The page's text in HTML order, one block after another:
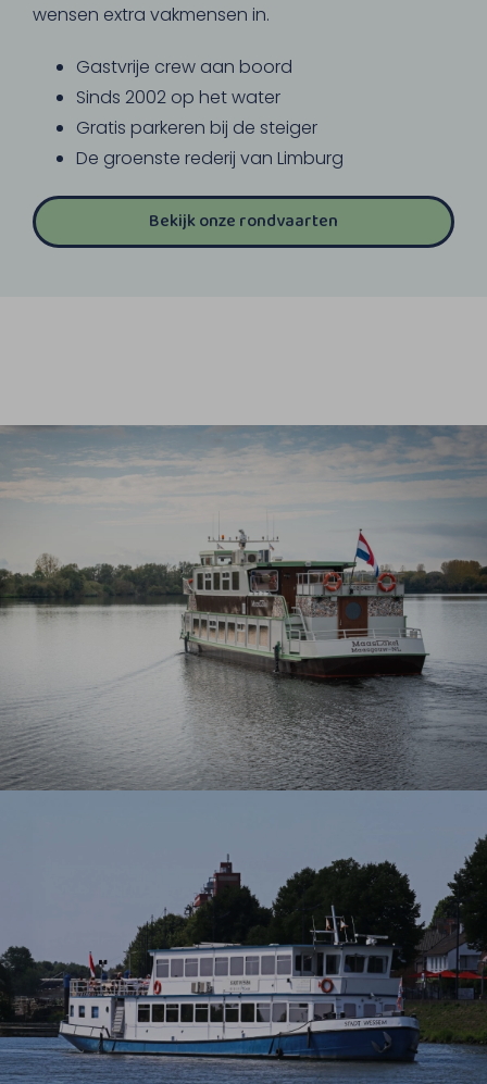
wensen extra vakmensen in.
Gastvrije crew aan boord
Sinds 2002 op het water
Gratis parkeren bij de steiger
De groenste rederij van Limburg
Bekijk onze rondvaarten